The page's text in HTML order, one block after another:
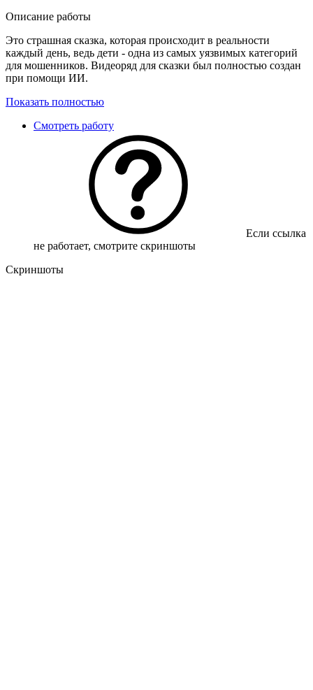
Описание работы
Это страшная сказка, которая происходит в реальности
каждый день, ведь дети - одна из самых уязвимых категорий
для мошенников. Видеоряд для сказки был полностью создан
при помощи ИИ.
Показать полностью
Смотреть работу
Если ссылка
не работает, смотрите скриншоты
Скриншоты